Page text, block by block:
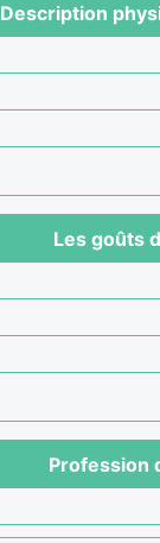
Description
Les goûts
Profession